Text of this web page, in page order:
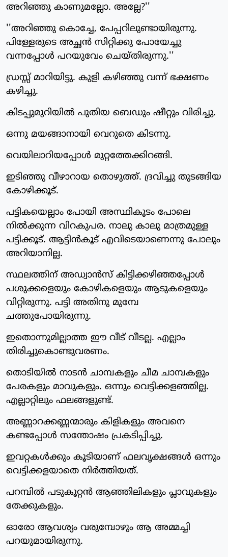
അറിഞ്ഞു കാണുമല്ലോ. അല്ലേ?''
''അറിഞ്ഞു കൊച്ചേ, പേപ്പറിലുണ്ടായിരുന്നു.
പിള്ളേരുടെ അച്ഛന്‍ സിറ്റിക്കു പോയേച്ചു
വന്നപ്പോള്‍ പറയുവേം ചെയ്തിരുന്നു.''
ഡ്രസ്സ് മാറിയിട്ടു. കുളി കഴിഞ്ഞു വന്ന് ഭക്ഷണം
കഴിച്ചു.
കിടപ്പുമുറിയില്‍ പുതിയ ബെഡും ഷീറ്റും വിരിച്ചു.
ഒന്നു മയങ്ങാനായി വെറുതെ കിടന്നു.
വെയിലാറിയപ്പോള്‍ മുറ്റത്തേക്കിറങ്ങി.
ഇടിഞ്ഞു വീഴാറായ തൊഴുത്ത്. ദ്രവിച്ചു തുടങ്ങിയ
കോഴിക്കൂട്.
പട്ടികയെല്ലാം പോയി അസ്ഥികൂടം പോലെ
നില്‍ക്കുന്ന വിറകുപര. നാലു കാലു മാത്രമുള്ള
പട്ടിക്കൂട്. ആട്ടിന്‍കൂട് എവിടെയാണെന്നു പോലും
അറിയാനില്ല.
സ്ഥലത്തിന് അഡ്വാന്‍സ് കിട്ടിക്കഴിഞ്ഞപ്പോള്‍
പശുക്കളെയും കോഴികളെയും ആടുകളെയും
വിറ്റിരുന്നു. പട്ടി അതിനു മുമ്പേ
ചത്തുപോയിരുന്നു.
ഇതൊന്നുമില്ലാത്ത ഈ വീട് വീടല്ല. എല്ലാം
തിരിച്ചുകൊണ്ടുവരണം.
തൊടിയില്‍ നാടന്‍ ചാമ്പകളും ചീമ ചാമ്പകളും
പേരകളും മാവുകളും. ഒന്നും വെട്ടിക്കളഞ്ഞില്ല.
എല്ലാറ്റിലും ഫലങ്ങളുണ്ട്.
അണ്ണാറക്കണ്ണന്മാരും കിളികളും അവനെ
കണ്ടപ്പോള്‍ സന്തോഷം പ്രകടിപ്പിച്ചു.
ഇവറ്റകള്‍ക്കും കൂടിയാണ് ഫലവൃക്ഷങ്ങള്‍ ഒന്നും
വെട്ടിക്കളയാതെ നിര്‍ത്തിയത്.
പറമ്പില്‍ പടുകൂറ്റന്‍ ആഞ്ഞിലികളും പ്ലാവുകളും
തേക്കുകളും.
ഓരോ ആവശ്യം വരുമ്പോഴും ആ അമ്മച്ചി
പറയുമായിരുന്നു.